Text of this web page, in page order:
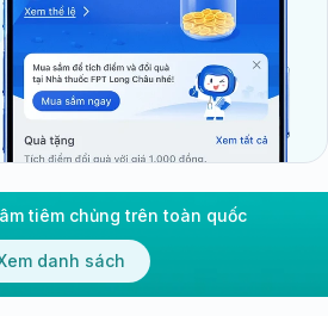
tiêm chủng trên toàn quốc
danh sách